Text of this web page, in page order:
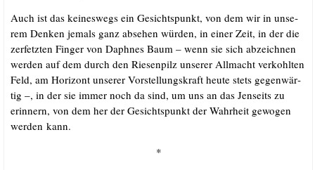
Auch ist das kei­nes­wegs ein Gesichts­punkt, von dem wir in unse­
rem Den­ken jemals ganz abse­hen wür­den, in einer Zeit, in der die
zer­fetz­ten Fin­ger von Daph­nes Baum – wenn sie sich abzeich­nen
wer­den auf dem durch den Rie­sen­pilz unse­rer All­macht ver­kohl­ten
Feld, am Hori­zont unse­rer Vor­stel­lungs­kraft heu­te stets gegen­wär­
tig –, in der sie immer noch da sind, um uns an das Jen­seits zu
erin­nern, von dem her der Gesichts­punkt der Wahr­heit gewo­gen
wer­den kann.
*